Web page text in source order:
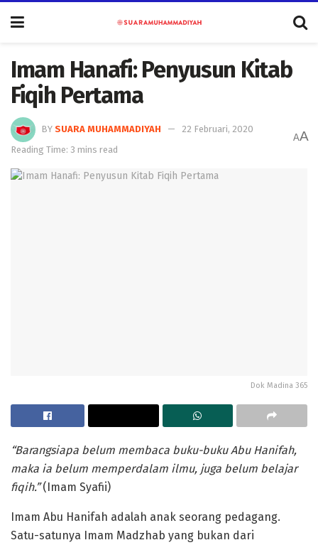
Imam Hanafi: Penyusun Kitab
Fiqih Pertama
BY SUARA MUHAMMADIYAH
22 Februari, 2020
Reading Time: 3 mins read
AA
Dok Madina 365
“Barangsiapa belum membaca buku-buku Abu Hanifah,
maka ia belum memperdalam ilmu, juga belum belajar
fiqih.”(Imam Syafii)
Imam Abu Hanifah adalah anak seorang pedagang.
Satu-satunya Imam Madzhab yang bukan dari